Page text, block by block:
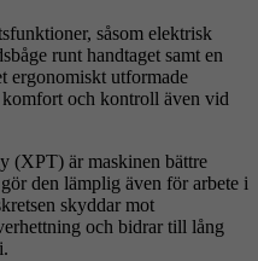
såsom elektrisk
runt handtaget samt en
ergonomiskt utformade
och kontroll även vid
(XPT) är maskinen bättre
den lämplig även för arbete i
skyddar mot
och bidrar till lång